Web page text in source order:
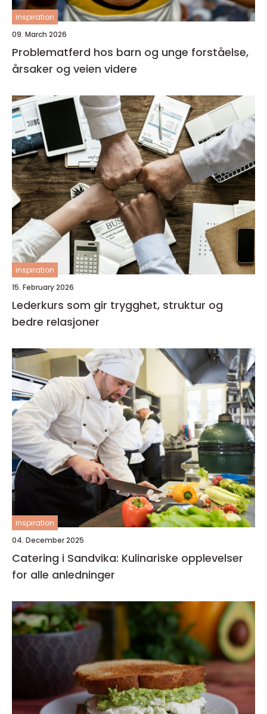
inspiration
09. March 2026
Problematferd hos barn og unge forståelse,
årsaker og veien videre
inspiration
15. February 2026
Lederkurs som gir trygghet, struktur og
bedre relasjoner
inspiration
04. December 2025
Catering i Sandvika: Kulinariske opplevelser
for alle anledninger